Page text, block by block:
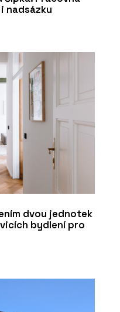
nadsázku
dvou jednotek
bydlení pro